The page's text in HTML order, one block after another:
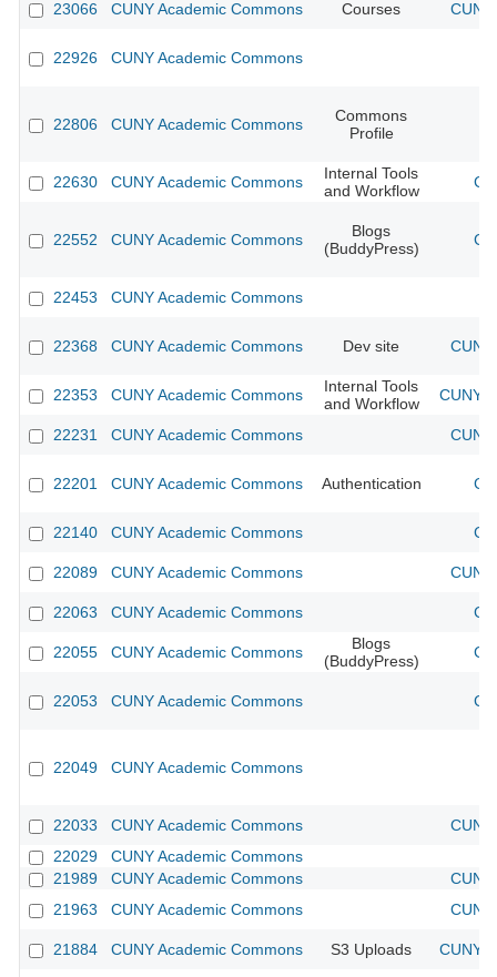
23066 CUNY Academic Commons Courses
22926 CUNY Academic Commons
22806 CUNY Academic Commons
Commons
Profile
22630 CUNY Academic Commons
Internal Tools
and Workflow
22552 CUNY Academic Commons
Blogs
(BuddyPress)
22453 CUNY Academic Commons
22368 CUNY Academic Commons Dev site
22353 CUNY Academic Commons
Internal Tools
and Workflow
CUNY
22231 CUNY Academic Commons
22201 CUNY Academic Commons Authentication
22140 CUNY Academic Commons
22089 CUNY Academic Commons
22063 CUNY Academic Commons
22055 CUNY Academic Commons
Blogs
(BuddyPress)
22053 CUNY Academic Commons
22049 CUNY Academic Commons
22033 CUNY Academic Commons
22029
CUNY Academic Commons
21989
CUNY Academic Commons
21963
CUNY Academic Commons
21884 CUNY Academic Commons S3 Uploads CUNY